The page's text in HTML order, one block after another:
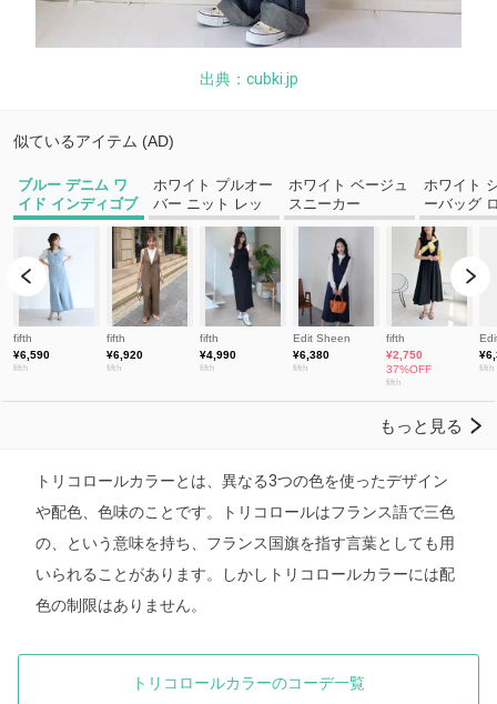
出典：cubki.jp
トリコロールカラーとは、異なる3つの色を使ったデザイン
や配色、色味のことです。トリコロールはフランス語で三色
の、という意味を持ち、フランス国旗を指す言葉としても用
いられることがあります。しかしトリコロールカラーには配
色の制限はありません。
トリコロールカラーのコーデ一覧